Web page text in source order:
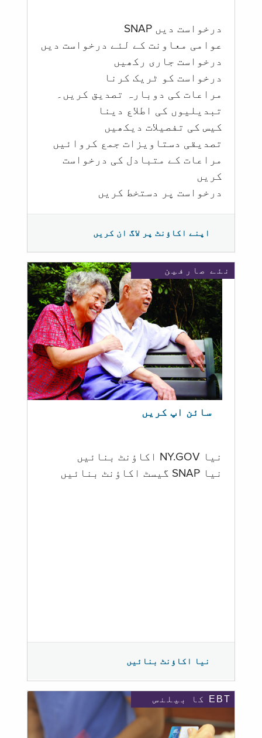
درخواست دیں SNAP
عوامی معاونت کے لئے درخواست دیں
درخواست جاری رکھیں
درخواست کو ٹریک کرنا
مراعات کی دوبارہ تصدیق کریں۔
تبدیلیوں کی اطلاع دینا
کیس کی تفصیلات دیکھیں
تصدیقی دستاویزات جمع کروائیں
مراعات کے متبادل کی درخواست
کریں
درخواست پر دستخط کریں
اپنے اکاؤنٹ پر لاگ ان کریں
نئے صارفین
سائن اپ کریں
نیا NY.GOV اکاؤنٹ بنائیں
نیا SNAP گیسٹ اکاؤنٹ بنائیں
نیا اکاؤنٹ بنائیں
EBT کا بیلنس